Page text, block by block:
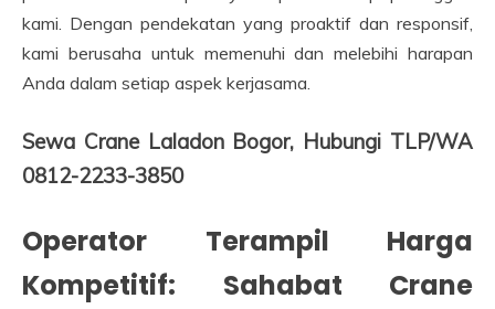
kami. Dengan pendekatan yang proaktif dan responsif,
kami berusaha untuk memenuhi dan melebihi harapan
Anda dalam setiap aspek kerjasama.
Sewa Crane Laladon Bogor, Hubungi TLP/WA
0812-2233-3850
Operator Terampil Harga
Kompetitif: Sahabat Crane